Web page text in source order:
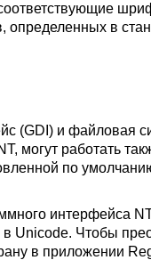
определенных в
(GDI) и файловая
могут работать
по
интерфейса
Unicode. Чтобы
в приложении